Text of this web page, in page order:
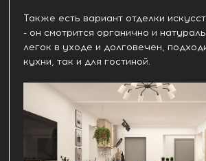
Также есть вариант отделки
- он смотрится органично и
легок в уходе и долговечен,
кухни, так и для гостиной.